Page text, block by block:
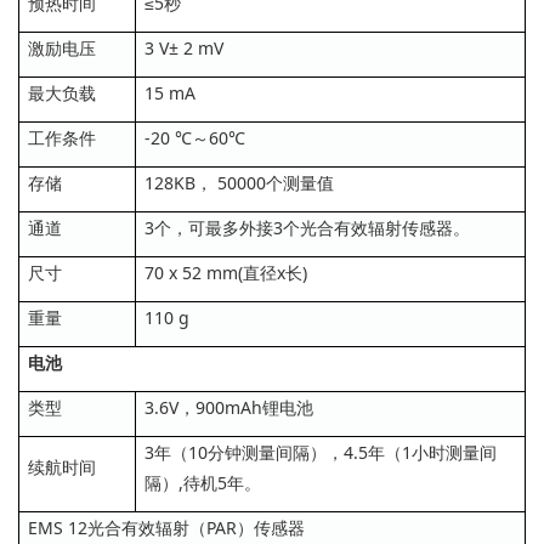
激励电压
3 V± 2 mV
最大负载
15 mA
工作条件
-20 ℃～60℃
存储
128KB， 50000个测量值
通道
3个，可最多外接3个光合有效辐射传感器。
尺寸
70 x 52 mm(直径x长)
重量
110 g
电池
类型
3.6V，900mAh锂电池
续航时间
3年（10分钟测量间隔），4.5年（1小时测量间
隔）,待机5年。
EMS 12光合有效辐射（PAR）传感器